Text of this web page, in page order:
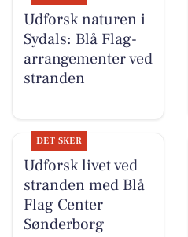
Udforsk naturen i
Sydals: Blå Flag-
arrangementer ved
stranden
DET SKER
Udforsk livet ved
stranden med Blå
Flag Center
Sønderborg